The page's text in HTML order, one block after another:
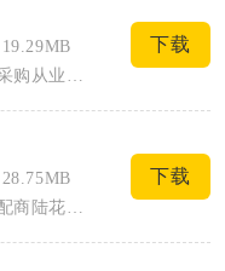
详情：全氏心巢面向模具采购从业者、制造企业采购岗与模具贸易商户，打通模具采购、库存...
下载
详情：商陆花商家助手搭配商陆花大屏版进销存设备使用，面向服装、鞋帽、箱包批发零售从...
下载